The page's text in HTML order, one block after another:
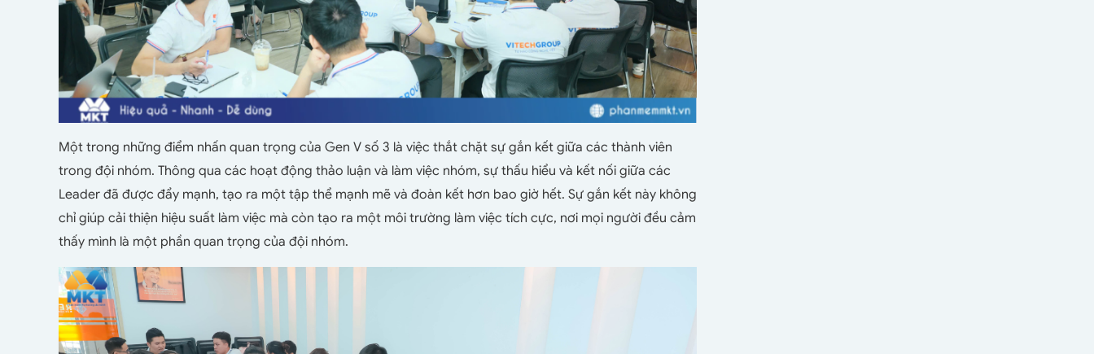
Một trong những điểm nhấn quan trọng của Gen V số 3 là việc thắt chặt sự gắn kết giữa các thành viên
trong đội nhóm. Thông qua các hoạt động thảo luận và làm việc nhóm, sự thấu hiểu và kết nối giữa các
Leader đã được đẩy mạnh, tạo ra một tập thể mạnh mẽ và đoàn kết hơn bao giờ hết. Sự gắn kết này không
chỉ giúp cải thiện hiệu suất làm việc mà còn tạo ra một môi trường làm việc tích cực, nơi mọi người đều cảm
thấy mình là một phần quan trọng của đội nhóm.